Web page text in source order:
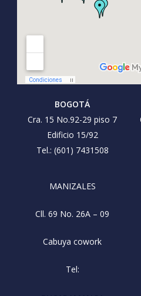
BOGOTÁ
Cra. 15 No.92-29 piso 7
Edificio 15/92
Tel.: (601) 7431508
MANIZALES
Cll. 69 No. 26A – 09
Cabuya cowork
Tel: